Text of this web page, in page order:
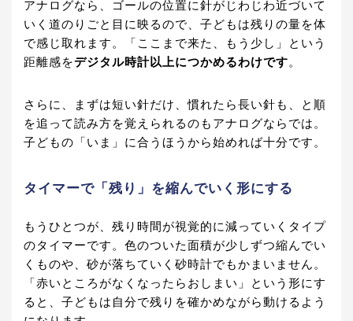
アナログなら、ゴールの位置に針がじわじわ近づいて
いく道のりごと目に映るので、子どもは残りの量を体
で感じ取れます。「ここまで来た、もう少し」という
距離感をデジタル時計以上につかめるわけです。
さらに、まずは短い針だけ、慣れたら長い針も、と順
を追って読み方を覚えられるのもアナログならでは。
子どもの「いま」に合うほうから始めれば十分です。
タイマーで「残り」を縮んでいく形にする
もうひとつが、残り時間が視覚的に減っていくタイプ
のタイマーです。色のついた面積が少しずつ縮んでい
くものや、砂が落ちていく砂時計でもかまいません。
「赤いところがなくなったらおしまい」という形にす
ると、子どもは自分で残りを確かめながら動けるよう